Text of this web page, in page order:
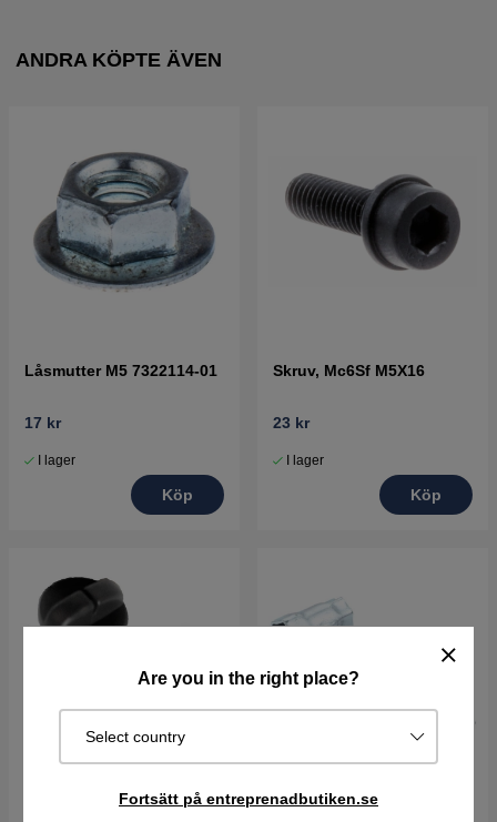
Are you in the right place?
Select country
Fortsätt på entreprenadbutiken.se
ANDRA KÖPTE ÄVEN
Låsmutter M5 7322114-01
17 kr
I lager
Köp
Skruv, Mc6Sf M5X16
23 kr
I lager
Köp
Tanklock Kpl
Kombinationsnyckel